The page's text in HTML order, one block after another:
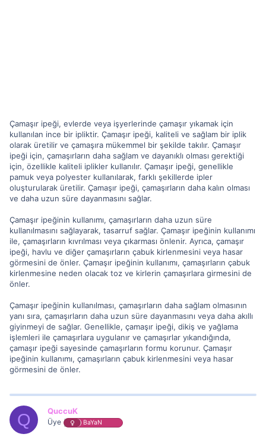
Çamaşır ipeği, evlerde veya işyerlerinde çamaşır yıkamak için
kullanılan ince bir ipliktir. Çamaşır ipeği, kaliteli ve sağlam bir iplik
olarak üretilir ve çamaşıra mükemmel bir şekilde takılır. Çamaşır
ipeği için, çamaşırların daha sağlam ve dayanıklı olması gerektiği
için, özellikle kaliteli iplikler kullanılır. Çamaşır ipeği, genellikle
pamuk veya polyester kullanılarak, farklı şekillerde ipler
oluşturularak üretilir. Çamaşır ipeği, çamaşırların daha kalın olması
ve daha uzun süre dayanmasını sağlar.
Çamaşır ipeğinin kullanımı, çamaşırların daha uzun süre
kullanılmasını sağlayarak, tasarruf sağlar. Çamaşır ipeğinin kullanımı
ile, çamaşırların kıvrılması veya çıkarması önlenir. Ayrıca, çamaşır
ipeği, havlu ve diğer çamaşırların çabuk kirlenmesini veya hasar
görmesini de önler. Çamaşır ipeğinin kullanımı, çamaşırların çabuk
kirlenmesine neden olacak toz ve kirlerin çamaşırlara girmesini de
önler.
Çamaşır ipeğinin kullanılması, çamaşırların daha sağlam olmasının
yanı sıra, çamaşırların daha uzun süre dayanmasını veya daha akıllı
giyinmeyi de sağlar. Genellikle, çamaşır ipeği, dikiş ve yağlama
işlemleri ile çamaşırlara uygulanır ve çamaşırlar yıkandığında,
çamaşır ipeği sayesinde çamaşırların formu korunur. Çamaşır
ipeğinin kullanımı, çamaşırların çabuk kirlenmesini veya hasar
görmesini de önler.
Q QuccuK
Üye BaYaN